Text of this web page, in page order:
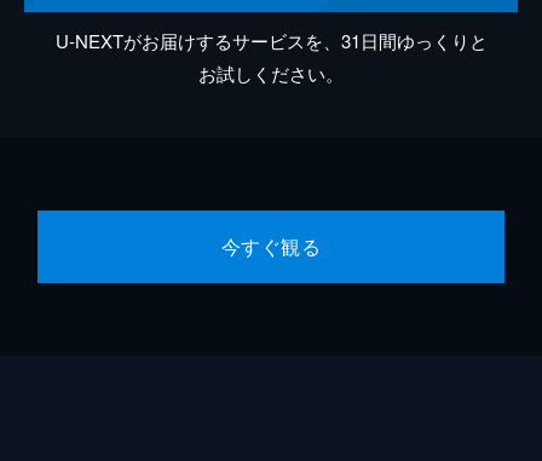
U-NEXTがお届けするサービスを、31日間ゆっくりと
お試しください。
今すぐ観る